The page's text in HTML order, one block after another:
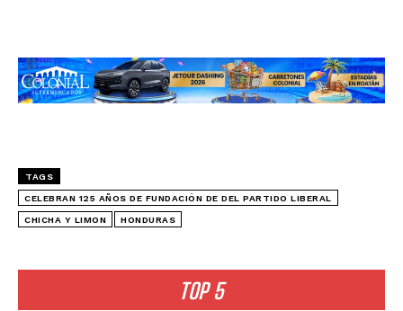
TOP 5
TAGS
CELEBRAN 125 AÑOS DE FUNDACIÓN DE DEL PARTIDO LIBERAL
CHICHA Y LIMON HONDURAS